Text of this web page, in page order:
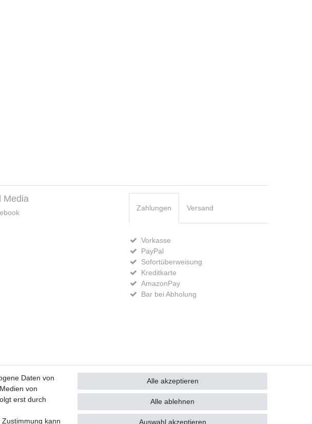
Media
Zahlungen Versand
Vorkasse
PayPal
Sofortüberweisung
Kreditkarte
AmazonPay
Bar bei Abholung
AGB Kontakt
Daten von
von
erst durch
kann
Alle akzeptieren
Alle ablehnen
Auswahl akzeptieren